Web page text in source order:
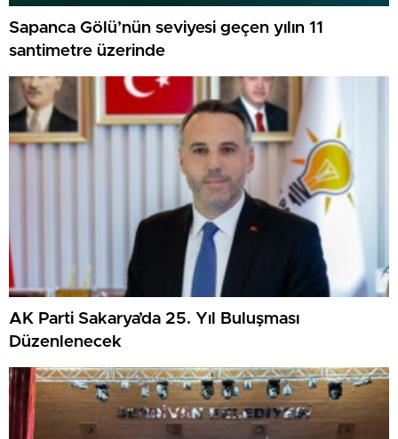
Sapanca Gölü’nün seviyesi geçen yılın 11
santimetre üzerinde
AK Parti Sakarya’da 25. Yıl Buluşması
Düzenlenecek